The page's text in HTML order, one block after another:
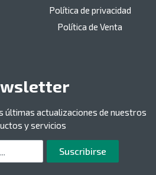
Política de privacidad
Política de Venta
últimas actualizaciones de nuestros
y servicios
electrónico Suscribirse